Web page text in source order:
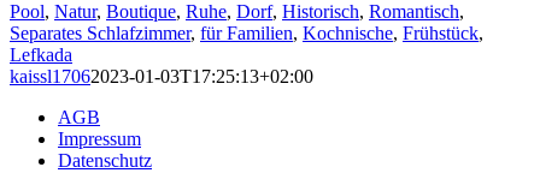
Pool, Natur, Boutique, Ruhe, Dorf, Historisch, Romantisch,
Separates Schlafzimmer, für Familien, Kochnische, Frühstück,
Lefkada
kaissl17062023-01-03T17:25:13+02:00
AGB
Impressum
Datenschutz